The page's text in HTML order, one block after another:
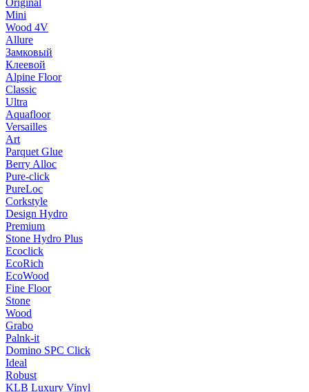
Original
Mini
Wood 4V
Allure
Замковый
Клеевой
Alpine Floor
Classic
Ultra
Aquafloor
Versailles
Art
Parquet Glue
Berry Alloc
Pure-click
PureLoc
Corkstyle
Design Hydro
Premium
Stone Hydro Plus
Ecoclick
EcoRich
EcoWood
Fine Floor
Stone
Wood
Grabo
Palnk-it
Domino SPC Click
Ideal
Robust
KLB Luxury Vinyl